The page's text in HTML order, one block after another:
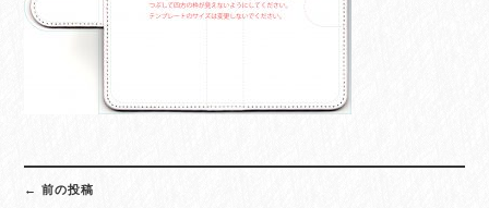
navigation
← 前の投稿